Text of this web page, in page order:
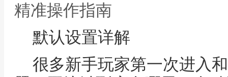
精准操作指南
默认设置详解
很多新手玩家第一次进入